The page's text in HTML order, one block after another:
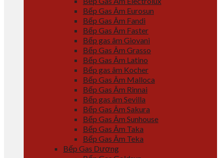
Bếp Gas Âm Eurosun
Bếp Gas Âm Fandi
Bếp Gas Âm Faster
Bếp gas âm Giovani
Bếp Gas Âm Grasso
Bếp Gas Âm Latino
Bếp gas âm Kocher
Bếp Gas Âm Malloca
Bếp Gas Âm Rinnai
Bếp gas âm Sevilla
Bếp Gas Âm Sakura
Bếp Gas Âm Sunhouse
Bếp Gas Âm Taka
Bếp Gas Âm Teka
Bếp Gas Dương